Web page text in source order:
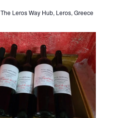
The Leros Way Hub, Leros, Greece